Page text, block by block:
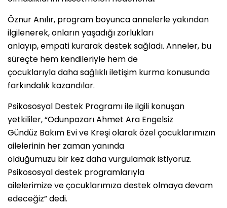
Öznur Anılır, program boyunca annelerle yakından
ilgilenerek, onların yaşadığı zorlukları
anlayıp, empati kurarak destek sağladı. Anneler, bu
süreçte hem kendileriyle hem de
çocuklarıyla daha sağlıklı iletişim kurma konusunda
farkındalık kazandılar.
Psikososyal Destek Programı ile ilgili konuşan
yetkililer, “Odunpazarı Ahmet Ara Engelsiz
Gündüz Bakım Evi ve Kreşi olarak özel çocuklarımızın
ailelerinin her zaman yanında
olduğumuzu bir kez daha vurgulamak istiyoruz.
Psikososyal destek programlarıyla
ailelerimize ve çocuklarımıza destek olmaya devam
edeceğiz” dedi.